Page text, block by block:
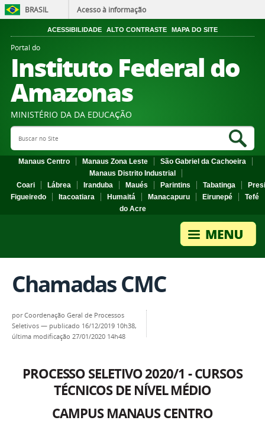
BRASIL Acesso à informação
ACESSIBILIDADE ALTO CONTRASTE MAPA DO SITE
Portal do
Instituto Federal do
Amazonas
MINISTÉRIO DA DA EDUCAÇÃO
Search Site
Manaus Centro Manaus Zona Leste
São Gabriel da Cachoeira
Manaus Distrito Industrial
Coari
Lábrea Iranduba Maués Parintins Tabatinga
Figueiredo
Itacoatiara Humaitá Manacapuru Eirunepé
Tefé
do Acre
Chamadas CMC
porCoordenação Geral de Processos
Seletivos — publicado 16/12/2019 10h38,
última modificação 27/01/2020 14h48
PROCESSO SELETIVO 2020/1 - CURSOS
TÉCNICOS DE NÍVEL MÉDIO
CAMPUS MANAUS CENTRO